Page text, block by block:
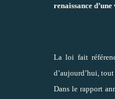
renaissance
La loi fait
d’aujourd’hui,
Dans le rapport